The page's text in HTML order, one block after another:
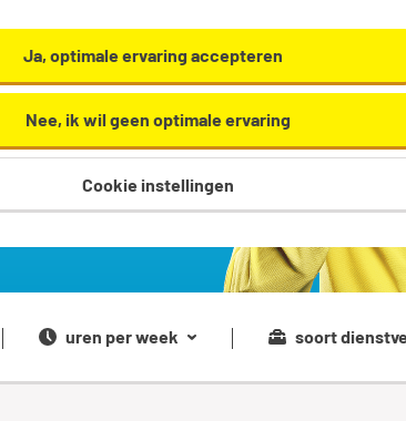
Ja, optimale ervaring accepteren
Nee, ik wil geen optimale ervaring
Cookie instellingen
graag een handje in Renkum!
uren per week soort